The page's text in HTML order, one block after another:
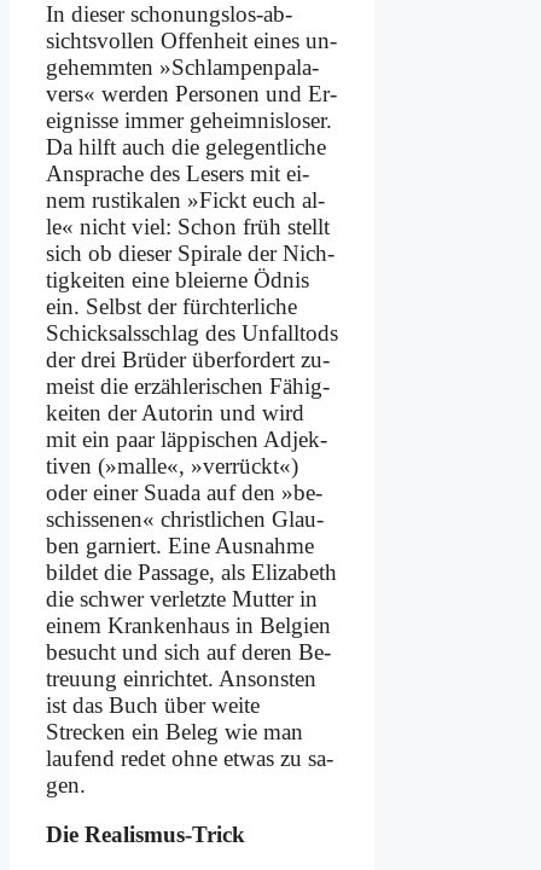
In die­ser scho­nungs­los-ab­
sichts­vol­len Of­fen­heit ei­nes un­
ge­hemm­ten »Schlam­pen­pa­la­
vers« wer­den Per­so­nen und Er­
eig­nis­se im­mer ge­heim­nis­lo­ser.
Da hilft auch die ge­le­gent­li­che
An­spra­che des Le­sers mit ei­
nem ru­sti­ka­len »Fickt euch al­
le« nicht viel: Schon früh stellt
sich ob die­ser Spi­ra­le der Nich­
tig­kei­ten ei­ne blei­er­ne Öd­nis
ein. Selbst der fürch­ter­li­che
Schick­sals­schlag des Un­fall­tods
der drei Brü­der über­for­dert zu­
meist die er­zäh­le­ri­schen Fä­hig­
kei­ten der Au­torin und wird
mit ein paar läp­pi­schen Ad­jek­
ti­ven (»mal­le«, »ver­rückt«)
oder ei­ner Sua­da auf den »be­
schis­se­nen« christ­li­chen Glau­
ben gar­niert. Ei­ne Aus­nah­me
bil­det die Pas­sa­ge, als Eliza­beth
die schwer ver­letz­te Mut­ter in
ei­nem Kranken­haus in Bel­gi­en
be­sucht und sich auf de­ren Be­
treu­ung ein­rich­tet. An­son­sten
ist das Buch über wei­te
Strecken ein Be­leg wie man
lau­fend re­det oh­ne et­was zu sa­
gen.
Die Rea­lis­mus-Trick